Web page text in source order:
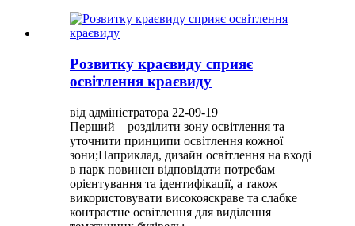
Розвитку краєвиду сприяє
освітлення краєвиду
від адміністратора 22-09-19
Перший – розділити зону освітлення та
уточнити принципи освітлення кожної
зони;Наприклад, дизайн освітлення на вході
в парк повинен відповідати потребам
орієнтування та ідентифікації, а також
використовувати високояскраве та слабке
контрастне освітлення для виділення